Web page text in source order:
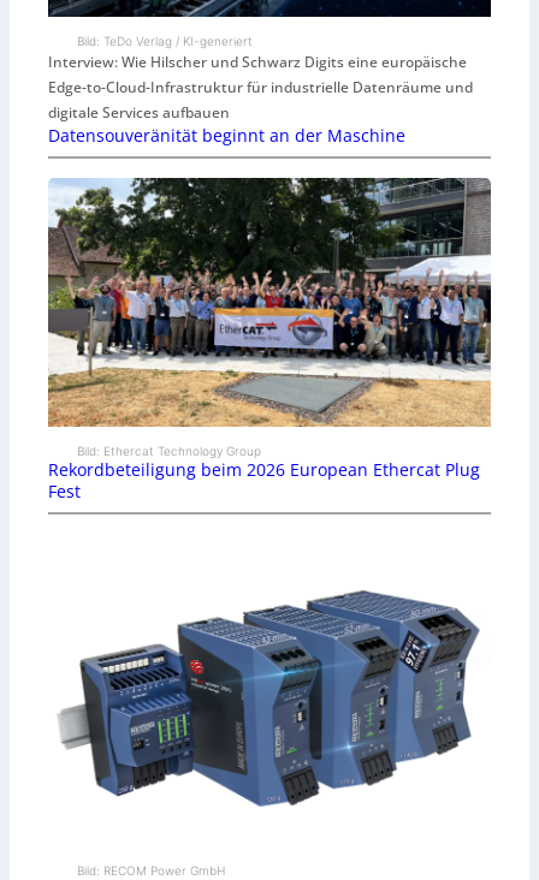
Bild: TeDo Verlag / KI-generiert
Interview: Wie Hilscher und Schwarz Digits eine europäische
Edge-to-Cloud-Infrastruktur für industrielle Datenräume und
digitale Services aufbauen
Datensouveränität beginnt an der Maschine
Bild: Ethercat Technology Group
Rekordbeteiligung beim 2026 European Ethercat Plug
Fest
Bild: RECOM Power GmbH